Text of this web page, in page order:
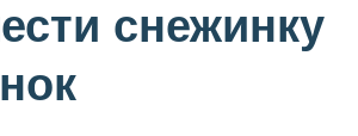
снежинку